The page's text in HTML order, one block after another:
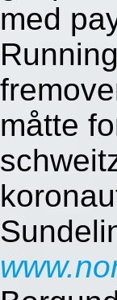
med
måtte